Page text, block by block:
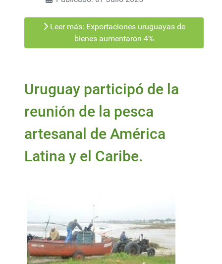
Leer más: Exportaciones uruguayas de
bienes aumentaron 4%
Uruguay participó de la
reunión de la pesca
artesanal de América
Latina y el Caribe.